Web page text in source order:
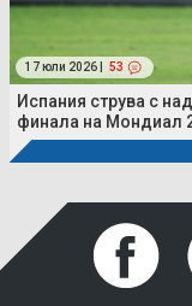
17 юли 2026 | 53
Испания струва с
финала на Мондиал